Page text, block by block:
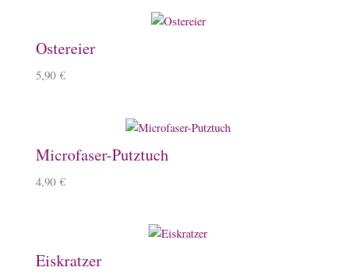
Ostereier
5,90 €
Microfaser-Putztuch
4,90 €
Eiskratzer